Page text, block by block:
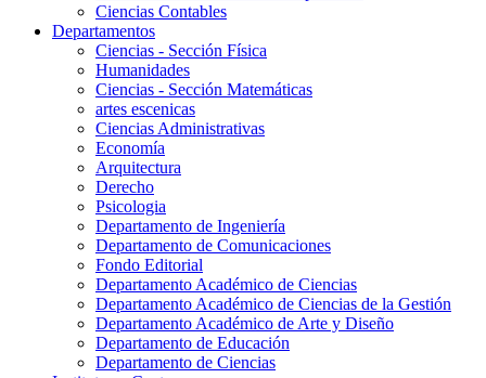
Ciencias Contables
Departamentos
Ciencias - Sección Física
Humanidades
Ciencias - Sección Matemáticas
artes escenicas
Ciencias Administrativas
Economía
Arquitectura
Derecho
Psicologia
Departamento de Ingeniería
Departamento de Comunicaciones
Fondo Editorial
Departamento Académico de Ciencias
Departamento Académico de Ciencias de la Gestión
Departamento Académico de Arte y Diseño
Departamento de Educación
Departamento de Ciencias